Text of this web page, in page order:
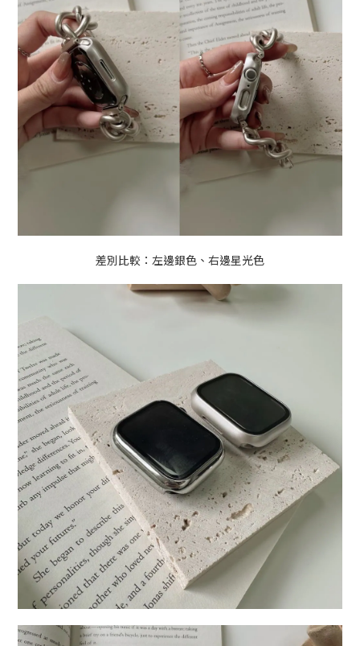
差別比較：左邊銀色、右邊星光色